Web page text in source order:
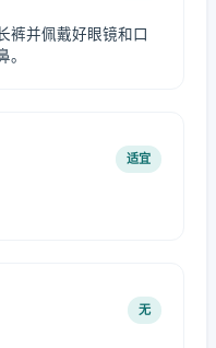
裤并佩戴好眼镜和口
。
适宜
无